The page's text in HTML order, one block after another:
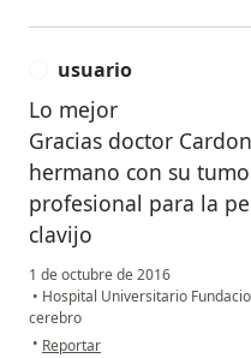
usuario
Lo mejor
Gracias doctor
hermano con su
profesional para la
clavijo
1 de octubre de 2016
• Hospital Universitario
cerebro
• en opinión del usuario usuario
Reportar